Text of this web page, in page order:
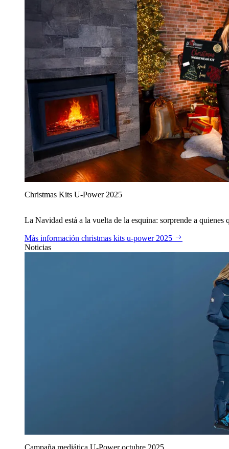
Christmas Kits U‑Power 2025
La Navidad está a la vuelta de la esquina: sorprende a
Más información christmas kits u‑power 2025
Noticias
Campaña mediática U‑Power octubre 2025